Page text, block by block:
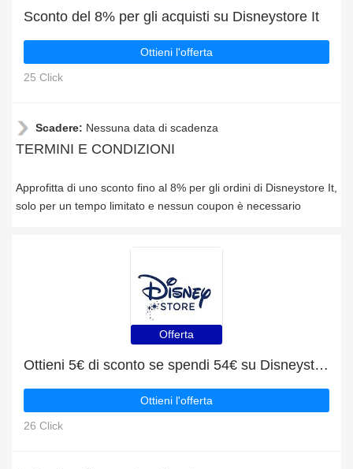
Sconto del 8% per gli acquisti su Disneystore It
Ottieni l'offerta
25 Click
Scadere: Nessuna data di scadenza
TERMINI E CONDIZIONI
Approfitta di uno sconto fino al 8% per gli ordini di Disneystore It,
solo per un tempo limitato e nessun coupon è necessario
Offerta
Ottieni 5€ di sconto se spendi 54€ su Disneystore It
Ottieni l'offerta
26 Click